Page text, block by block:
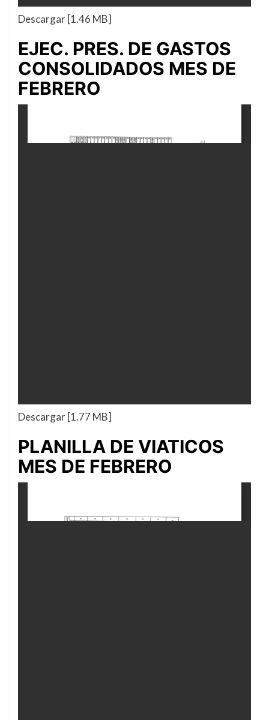
Descargar [1.46 MB]
EJEC. PRES. DE GASTOS
CONSOLIDADOS MES DE
FEBRERO
Descargar [1.77 MB]
PLANILLA DE VIATICOS
MES DE FEBRERO